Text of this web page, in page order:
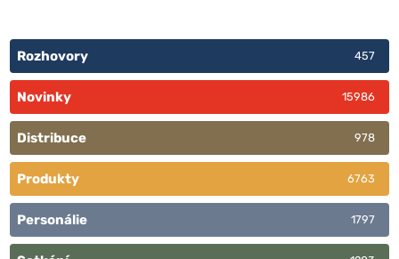
Rozhovory 457
Novinky 15986
Distribuce 978
Produkty 6763
Personálie 1797